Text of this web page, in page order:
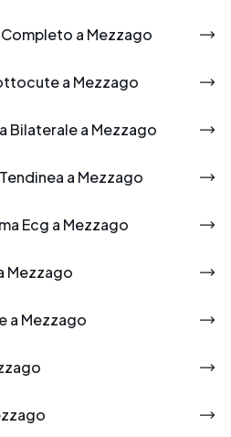
a Mezzago
a Mezzago
Bilaterale a Mezzago
a Mezzago
Ecg a Mezzago
Mezzago
a Mezzago